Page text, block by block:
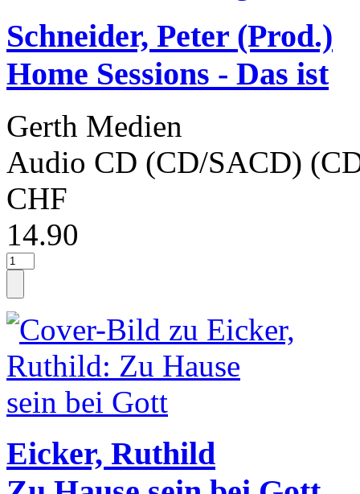
Schneider, Peter (Prod.)
Home Sessions - Das ist
Gerth Medien
Audio CD (CD/SACD)
CHF
14.90
Eicker, Ruthild